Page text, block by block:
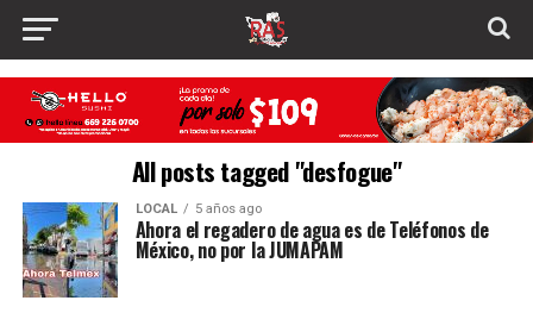
All posts tagged "desfogue"
LOCAL 5 años ago
Ahora el regadero de agua es de Teléfonos de
México, no por la JUMAPAM